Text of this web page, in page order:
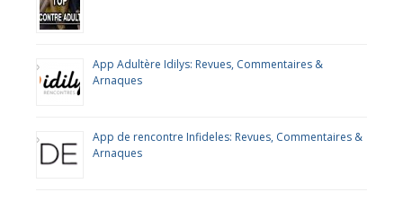
App Adultère Idilys: Revues, Commentaires &
Arnaques
App de rencontre Infideles: Revues, Commentaires &
Arnaques